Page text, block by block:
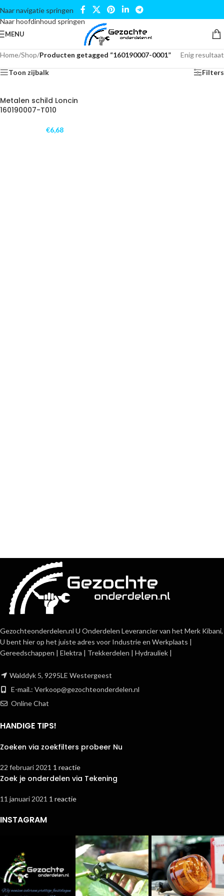
Naar navigatie springen
Naar hoofdinhoud springen
MENU
Home/Shop/Producten getagged “160190007-0001” Enig resultaat
Toon zijbalk Filters
Metalen schild Loncin
160190007-T010
€6,68
Gezochteonderdelen.nl U Onderdelen Leverancier van het Merk Kibani,
U bent hier op het juiste adres voor Industrie en Werkplaats |
Gereedschappen | Elektra | Trekkerdelen | Hydrauliek |
Walddyk 5, 9295LE Westergeest
E-mail.: Verkoop@gezochteonderdelen.nl
Online Chat
HANDIGE TIPS!
Zoeken via zoekfilters probeer Nu
22 februari 2021 1 reactie
Zoek je onderdelen via Tekening
11 januari 2021 1 reactie
INSTAGRAM